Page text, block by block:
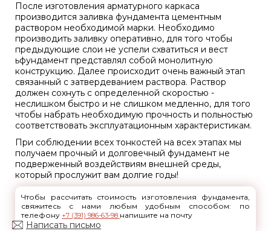
После изготовления арматурного каркаса
производится заливка фундамента цементным
раствором необходимой марки. Необходимо
производить заливку оперативно, для того чтобы
предыдующие слои не успели схватиться и вест
ьфундамент представлял собой монолитную
конструкцию. Далее происходит очень важный этап
связанный с затвердеванием раствора. Раствор
должен сохнуть с определенной скоростью -
неслишком быстро и не слишком медленно, для того
чтобы набрать необходимую прочность и польностью
соответствовать эксплуатационным характеристикам.
При соблюдении всех тонкостей на всех этапах мы
получаем прочный и долговечный фундамент не
подверженный воздействиям внешней среды,
который прослужит вам долгие годы!
Чтобы рассчитать стоимость изготовления фундамента,
свяжитесь с нами любым удобным способом: по
телефону +7 (391) 986-63-98 напишите на почту
Написать письмо